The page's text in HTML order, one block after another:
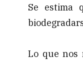
Se estima
Lo que nos